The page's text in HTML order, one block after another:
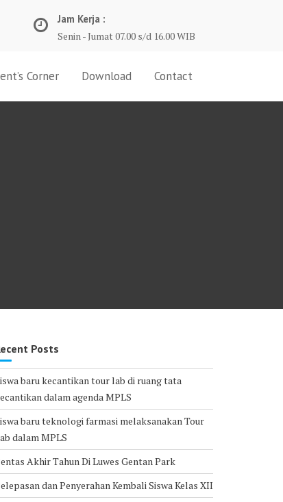
Jam Kerja :
Senin - Jumat 07.00 s/d 16.00 WIB
Corner Download Contact
Posts
baru kecantikan tour lab di ruang tata
dalam agenda MPLS
baru teknologi farmasi melaksanakan Tour
dalam MPLS
Akhir Tahun Di Luwes Gentan Park
dan Penyerahan Kembali Siswa Kelas XII